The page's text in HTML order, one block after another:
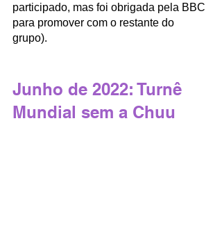
participado, mas foi obrigada pela BBC
para promover com o restante do
grupo).
Junho de 2022: Turnê
Mundial sem a Chuu